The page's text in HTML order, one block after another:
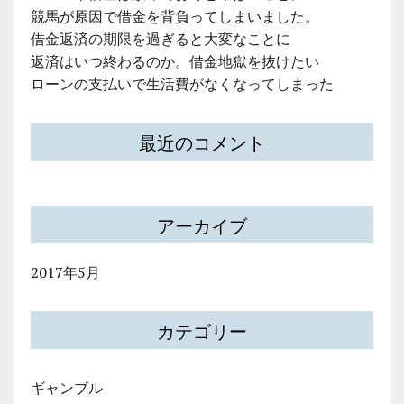
競馬が原因で借金を背負ってしまいました。
借金返済の期限を過ぎると大変なことに
返済はいつ終わるのか。借金地獄を抜けたい
ローンの支払いで生活費がなくなってしまった
最近のコメント
アーカイブ
2017年5月
カテゴリー
ギャンブル